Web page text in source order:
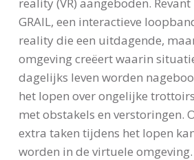
GRAIL, een interactieve
reality die een uitdagende,
omgeving creëert waarin
dagelijks leven worden
het lopen over ongelijke
met obstakels en verstoringen.
extra taken tijdens het lopen
worden in de virtuele omgeving.